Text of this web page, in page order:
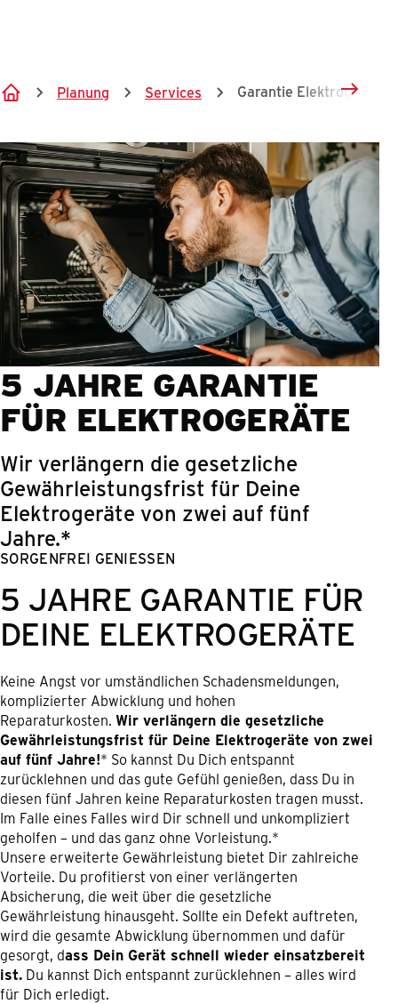
Planung Services Garantie Elektrogeraete
5 JAHRE GARANTIE
FÜR ELEKTROGERÄTE
Wir verlängern die gesetzliche
Gewährleistungsfrist für Deine
Elektrogeräte von zwei auf fünf
Jahre.*
SORGENFREI GENIESSEN
5 JAHRE GARANTIE FÜR
DEINE ELEKTROGERÄTE
Keine Angst vor umständlichen Schadensmeldungen,
komplizierter Abwicklung und hohen
Reparaturkosten. Wir verlängern die gesetzliche
Gewährleistungsfrist für Deine Elektrogeräte von zwei
auf fünf Jahre!* So kannst Du Dich entspannt
zurücklehnen und das gute Gefühl genießen, dass Du in
diesen fünf Jahren keine Reparaturkosten tragen musst.
Im Falle eines Falles wird Dir schnell und unkompliziert
geholfen – und das ganz ohne Vorleistung.*
Unsere erweiterte Gewährleistung bietet Dir zahlreiche
Vorteile. Du profitierst von einer verlängerten
Absicherung, die weit über die gesetzliche
Gewährleistung hinausgeht. Sollte ein Defekt auftreten,
wird die gesamte Abwicklung übernommen und dafür
gesorgt, dass Dein Gerät schnell wieder einsatzbereit
ist. Du kannst Dich entspannt zurücklehnen – alles wird
für Dich erledigt.